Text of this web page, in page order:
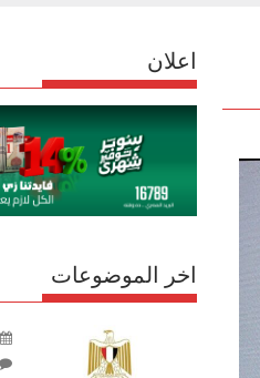
اعلان
اخر الموضوعات